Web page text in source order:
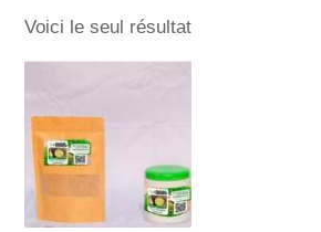
Voici le seul résultat